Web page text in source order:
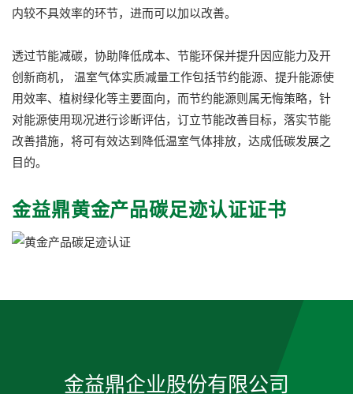
内较不具效率的环节，进而可以加以改善。
透过节能减碳，协助降低成本、节能环保并提升因应能力及开
创新商机， 温室气体实质减量工作包括节约能源、提升能源使
用效率、植树绿化等主要面向，而节约能源则属无悔策略，针
对能源使用现况进行诊断评估，订立节能改善目标，落实节能
改善措施，将可有效达到降低温室气体排放，达成低碳发展之
目的。
金益鼎黄金产品碳足迹认证证书
金益鼎企业股份有限公司